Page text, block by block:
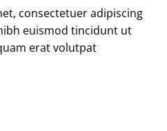
consectetuer adipiscing
euismod tincidunt ut
erat volutpat